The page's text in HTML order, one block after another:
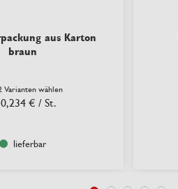
aus Karton
braun
Varianten wählen
0,234 € / St.
lieferbar